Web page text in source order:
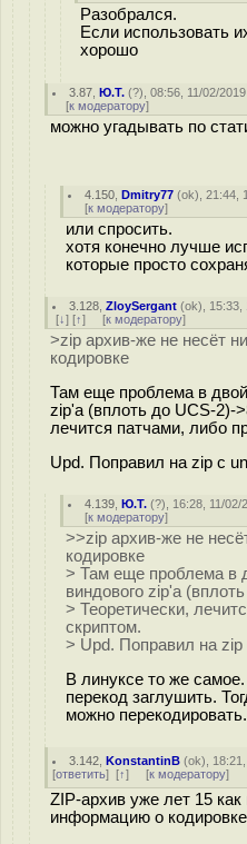
Разобрался.
Если использовать
хорошо
3.87 ,Ю.Т. (?), 08:56, 11/02/
[к модератору]
можно угадывать по
4.150 ,Dmitry77 (ok), 21:44,
[к модератору]
или спросить.
хотя конечно лучше
которые просто
3.128 ,ZloySergant (ok), 15:33,
[↓] [↑] [к модератору]
>zip архив-же не несёт
кодировке
Там еще проблема в
zip'а (вплоть до UCS-2)-
лечится патчами, либо
Upd. Поправил на zip с
4.139 ,Ю.Т. (?), 16:28, 11/02/
[к модератору]
>>zip архив-же не
кодировке
> Там еще проблема в
виндового zip'а
> Теоретически,
скриптом.
> Upd. Поправил на
В линуксе то же
перекод заглушить.
можно перекодировать.
3.142 ,KonstantinB (ok),
[ответить] [↑] [к модератору]
ZIP-архив уже лет 15
информацию о